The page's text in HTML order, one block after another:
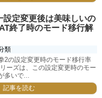
定変更後は美味しいの
終了時のモード移行解
類
2の設定変更時のモード移行率
ーズは、この設定変更時のモー
多いで...
記事を読む